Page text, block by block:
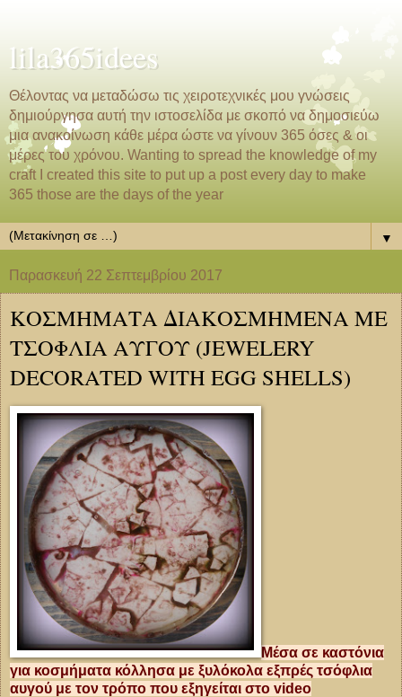
lila365idees
Θέλοντας να μεταδώσω τις χειροτεχνικές μου γνώσεις
δημιούργησα αυτή την ιστοσελίδα με σκοπό να δημοσιεύω
μια ανακοίνωση κάθε μέρα ώστε να γίνουν 365 όσες & οι
μέρες του χρόνου. Wanting to spread the knowledge of my
craft I created this site to put up a post every day to make
365 those are the days of the year
▼
Παρασκευή 22 Σεπτεμβρίου 2017
ΚΟΣΜΗΜΑΤΑ ΔΙΑΚΟΣΜΗΜΕΝΑ ΜΕ
ΤΣΟΦΛΙΑ ΑΥΓΟΥ (JEWELERY
DECORATED WITH EGG SHELLS)
Μέσα σε καστόνια
για κοσμήματα κόλλησα με ξυλόκολα εξπρές τσόφλια
αυγού με τον τρόπο που εξηγείται στο video